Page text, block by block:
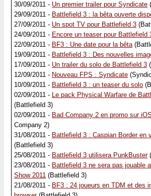
30/09/2011 - Un premier trailer pour Syndicate
29/09/2011 - Battlefield 3 : la bêta ouverte
27/09/2011 - Un spot TV pour Battlefield 3
24/09/2011 - Encore un teaser pour Battlefield
22/09/2011 - BF3 : Une date pour la bêta
19/09/2011 - Battlefield 3 : Des nouvelles
17/09/2011 - Un trailer du solo de Battlefield 3
12/09/2011 - Nouveau FPS : Syndicate
10/09/2011 - Battlefield 3 : un teaser du solo
02/09/2011 - Le pack Physical Warfare de
(Battlefield 3)
02/09/2011 - Bad Company 2 en promo sur iOS
Company 2)
31/08/2011 - Battlefield 3 : Caspian Border en
(Battlefield 3)
25/08/2011 - Battlefield 3 utilisera PunkBuster
23/08/2011 - Battlefield 3 ne sera pas jouable
Show 2011 (Battlefield 3)
21/08/2011 - BF3 : 24 joueurs en TDM et des